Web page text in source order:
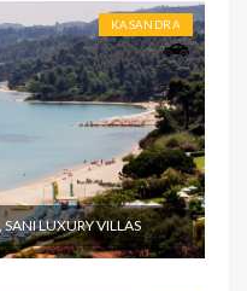
KASANDRA
LUXURY VILLAS